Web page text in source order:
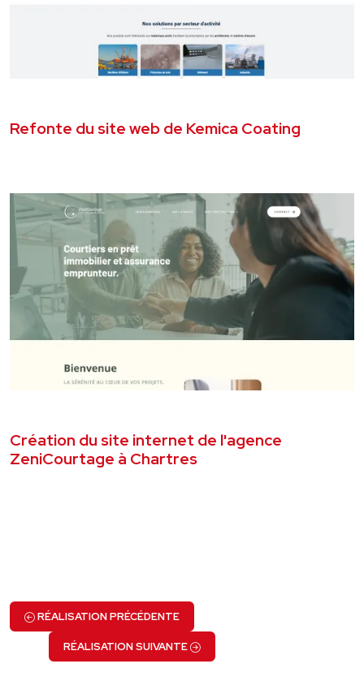
Refonte du site web de Kemica Coating
Création du site internet de l'agence
ZeniCourtage à Chartres
RÉALISATION PRÉCÉDENTE
RÉALISATION SUIVANTE